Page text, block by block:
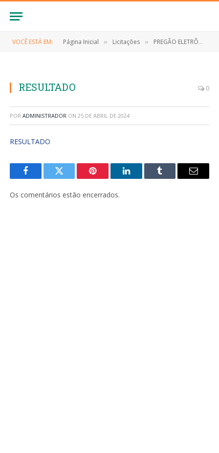
VOCÊ ESTÁ EM: Página Inicial » Licitações » PREGÃO ELETRÔNICO Nº 001/2023 (Fornecimento de gêneros alimentícios perecíveis e não perecíveis)
RESULTADO 0
POR ADMINISTRADOR ON 25 DE ABRIL DE 2024
RESULTADO
FacebookTwitter Pinterest LinkedInTumblr
E-
Os comentários estão encerrados.